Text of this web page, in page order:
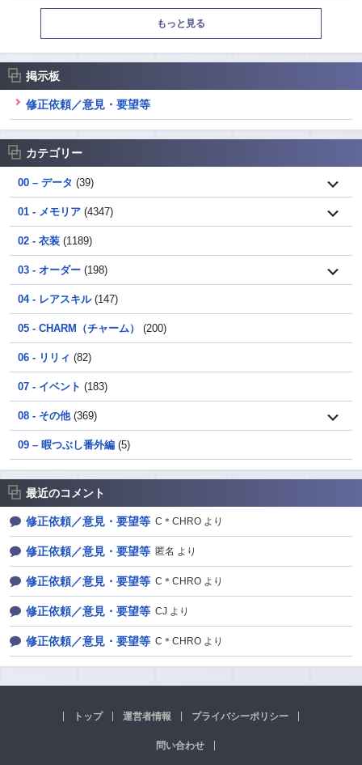
もっと見る
掲示板
修正依頼／意見・要望等
カテゴリー
00 – データ (39)
01 - メモリア (4347)
02 - 衣装 (1189)
03 - オーダー (198)
04 - レアスキル(147)
05 - CHARM（チャーム） (200)
06 - リリィ (82)
07 - イベント (183)
08 - その他(369)
09 – 暇つぶし番外編 (5)
最近のコメント
修正依頼／意見・要望等 C＊CHRO より
修正依頼／意見・要望等 匿名 より
修正依頼／意見・要望等 C＊CHRO より
修正依頼／意見・要望等 CJ より
修正依頼／意見・要望等 C＊CHRO より
トップ 運営者情報 プライバシーポリシー
問い合わせ